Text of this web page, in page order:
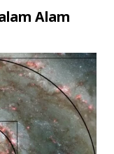
Alam